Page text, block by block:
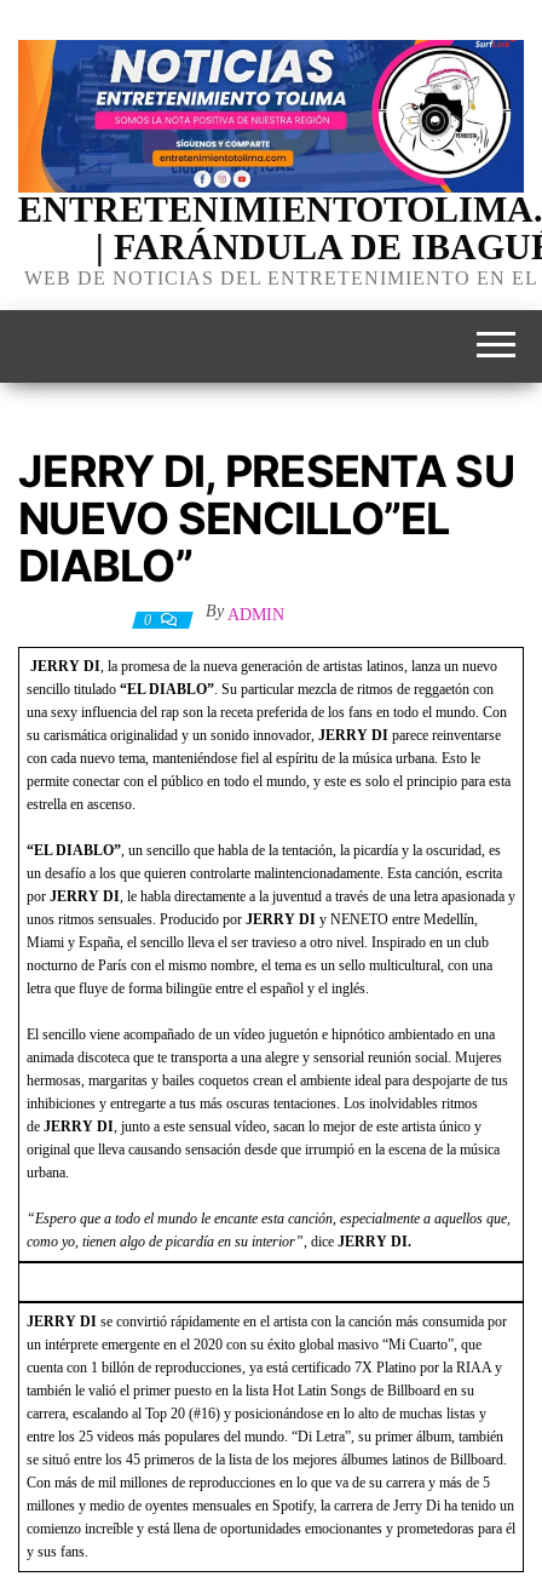
| FARÁNDULA DE
WEB DE NOTICIAS DEL ENTRETENIMIENTO EN
JERRY DI, PRESENTA SU
NUEVO SENCILLO”EL
DIABLO”
0 By ADMIN
JERRY DI, la promesa de la nueva generación de artistas latinos, lanza un nuevo
sencillo titulado “EL DIABLO”. Su particular mezcla de ritmos de reggaetón con
una sexy influencia del rap son la receta preferida de los fans en todo el mundo. Con
su carismática originalidad y un sonido innovador, JERRY DI parece reinventarse
con cada nuevo tema, manteniéndose fiel al espíritu de la música urbana. Esto le
permite conectar con el público en todo el mundo, y este es solo el principio para esta
estrella en ascenso.
“EL DIABLO”, un sencillo que habla de la tentación, la picardía y la oscuridad, es
un desafío a los que quieren controlarte malintencionadamente. Esta canción, escrita
por JERRY DI, le habla directamente a la juventud a través de una letra apasionada y
unos ritmos sensuales. Producido por JERRY DI y NENETO entre Medellín,
Miami y España, el sencillo lleva el ser travieso a otro nivel. Inspirado en un club
nocturno de París con el mismo nombre, el tema es un sello multicultural, con una
letra que fluye de forma bilingüe entre el español y el inglés.
El sencillo viene acompañado de un vídeo juguetón e hipnótico ambientado en una
animada discoteca que te transporta a una alegre y sensorial reunión social. Mujeres
hermosas, margaritas y bailes coquetos crean el ambiente ideal para despojarte de tus
inhibiciones y entregarte a tus más oscuras tentaciones. Los inolvidables ritmos
de JERRY DI, junto a este sensual vídeo, sacan lo mejor de este artista único y
original que lleva causando sensación desde que irrumpió en la escena de la música
urbana.
“Espero que a todo el mundo le encante esta canción, especialmente a aquellos que,
como yo, tienen algo de picardía en su interior”, dice JERRY DI.
JERRY DI se convirtió rápidamente en el artista con la canción más consumida por
un intérprete emergente en el 2020 con su éxito global masivo “Mi Cuarto”, que
cuenta con 1 billón de reproducciones, ya está certificado 7X Platino por la RIAA y
también le valió el primer puesto en la lista Hot Latin Songs de Billboard en su
carrera, escalando al Top 20 (#16) y posicionándose en lo alto de muchas listas y
entre los 25 videos más populares del mundo. “Di Letra”, su primer álbum, también
se situó entre los 45 primeros de la lista de los mejores álbumes latinos de Billboard.
Con más de mil millones de reproducciones en lo que va de su carrera y más de 5
millones y medio de oyentes mensuales en Spotify, la carrera de Jerry Di ha tenido un
comienzo increíble y está llena de oportunidades emocionantes y prometedoras para él
y sus fans.